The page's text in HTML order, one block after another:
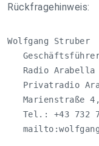
Rückfragehinweis:
Wolfgang Struber
Radio Arabella
Privatradio
Marienstraße
Tel.: +43 732
   mailto: